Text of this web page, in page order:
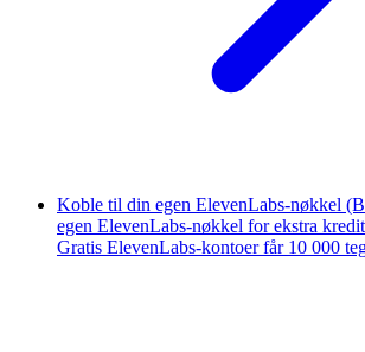
Koble til din egen ElevenLabs-nøkkel
egen ElevenLabs-nøkkel for ekstra
Gratis ElevenLabs-kontoer får 10 000